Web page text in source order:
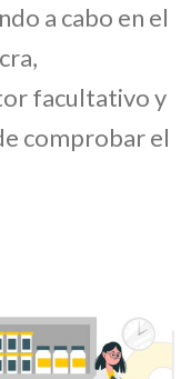
a cabo en el
facultativo y
comprobar el